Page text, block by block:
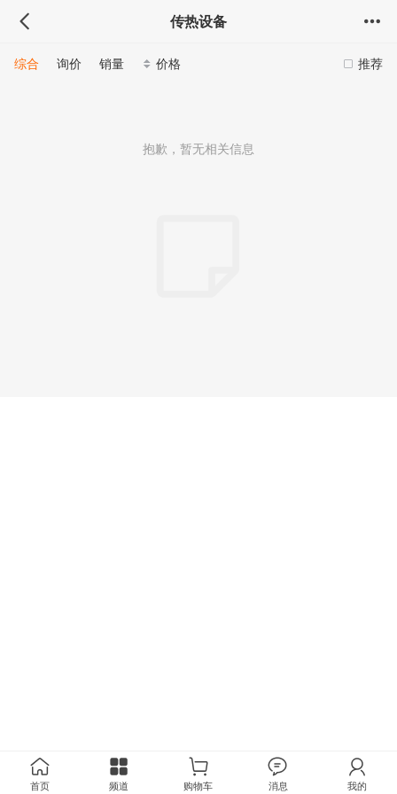
传热设备
推荐
综合 询价 销量 价格
抱歉，暂无相关信息
首页 频道 购物车 消息 我的